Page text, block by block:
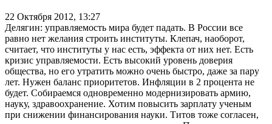
22 Октября 2012, 13:27
Делягин: управляемость мира будет падать. В России все
равно нет желания строить институты. Клепач, наоборот,
считает, что институты у нас есть, эффекта от них нет. Есть
кризис управляемости. Есть высокий уровень доверия
общества, но его утратить можно очень быстро, даже за пару
лет. Нужен баланс приоритетов. Инфляции в 2 процента не
будет. Собираемся одновременно модернизировать армию,
науку, здравоохранение. Хотим повысить зарплату ученым
при снижении финансирования науки. Титов тоже согласен,